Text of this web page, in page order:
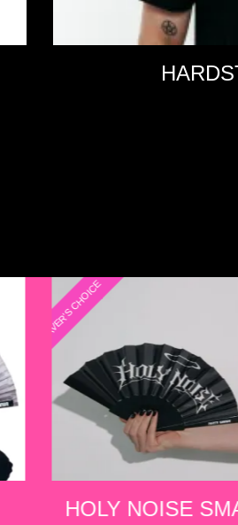
RAVER'S CHOICE
PGL TECHNO